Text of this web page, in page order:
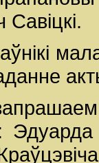
Савіцкі.